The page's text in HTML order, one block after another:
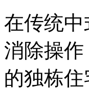
在传统
消除操
的独栋